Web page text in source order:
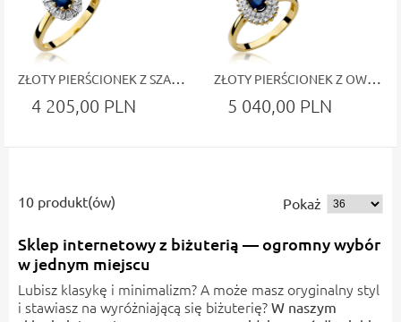
ZŁOTY PIERŚCIONEK Z SZAFIREM I DIAMENTOWYM DEKOREM ŻÓŁTE ZŁOTO
4 205,00 PLN
ZŁOTY PIERŚCIONEK Z OWALNYM SZAFIREM I PODWÓJNYM OPLECENIEM Z DIAMENTÓW ŻÓŁTE ZŁOTO
5 040,00 PLN
10 produkt(ów) Pokaż
Sklep internetowy z biżuterią — ogromny wybór
w jednym miejscu
Lubisz klasykę i minimalizm? A może masz oryginalny styl
i stawiasz na wyróżniającą się biżuterię? W naszym